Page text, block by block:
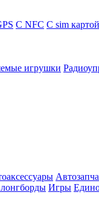
C NFC C sim картой
игрушки
Игры